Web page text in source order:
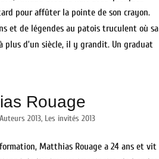
pour affûter la pointe de son crayon.
et de légendes au patois truculent où sa
d’un siècle, il y grandit. Un graduat
Rouage
Auteurs 2013, Les invités 2013
Matthias Rouage a 24 ans et vit